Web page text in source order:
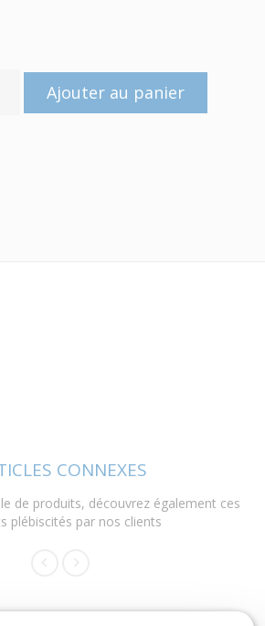
Ajouter au panier
CONNEXES
de produits, découvrez également ces
plébiscités par nos clients